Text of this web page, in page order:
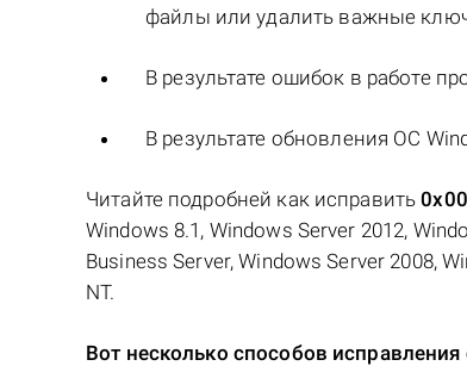
файлы или удалить важные
В результате ошибок в работе
В результате обновления ОС
Читайте подробней как исправить
Windows 8.1, Windows Server 2012,
Business Server, Windows Server 2008,
NT.
Вот несколько способов исправления